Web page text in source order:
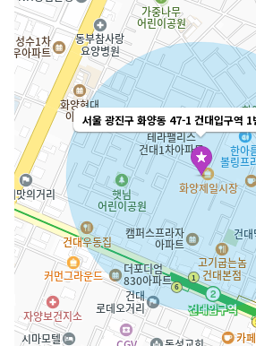
서울 광진구 화양동 47-1 건대입구역 1